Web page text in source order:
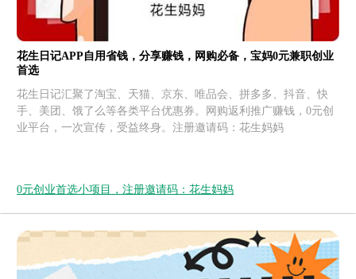
花生日记APP自用省钱，分享赚钱，网购必备，宝妈0元兼职创业
首选
花生日记汇聚了淘宝、天猫、京东、唯品会、拼多多、抖音、快
手、美团、饿了么等各类平台优惠券。网购返利推广赚钱，0元创
业平台，一次宣传，受益终身。注册邀请码：花生妈妈
0元创业首选小项目，注册邀请码：花生妈妈